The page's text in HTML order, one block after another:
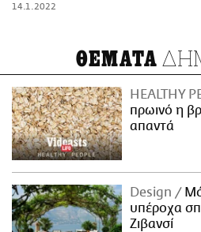
14.1.2022
ΘΕΜΑΤΑ
HEALTHY
πρωινό η
απαντά
Design
υπέροχα
Ζιβανσί